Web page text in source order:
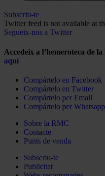
Subscriu-te
Twitter feed is not available at
Segueix-nos a Twitter
Accedeix a l’hemeroteca de
aquí
Compártelo en Facebook
Compártelo en Twitter
Compártelo per Email
Compártelo per Whatsapp
Sobre la RMC
Contacte
Punts de venda
Subscriu-te
Publicitat